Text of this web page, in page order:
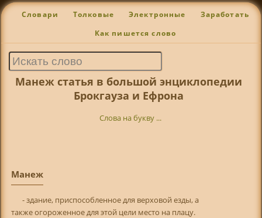
Словари Толковые Электронные Заработать
Как пишется слово
Манеж статья в большой энциклопедии
Брокгауза и Ефрона
Слова на букву ...
Манеж
- здание, приспособленное для верховой езды, а
также огороженное для этой цели место на плацу.